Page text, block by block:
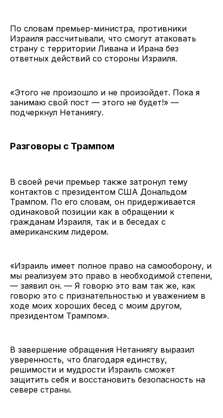
По словам премьер-министра, противники
Израиля рассчитывали, что смогут атаковать
страну с территории Ливана и Ирана без
ответных действий со стороны Израиля.
«Этого не произошло и не произойдет. Пока я
занимаю свой пост — этого не будет!» —
подчеркнул Нетаниягу.
Разговоры с Трампом
В своей речи премьер также затронул тему
контактов с президентом США Дональдом
Трампом. По его словам, он придерживается
одинаковой позиции как в обращении к
гражданам Израиля, так и в беседах с
американским лидером.
«Израиль имеет полное право на самооборону, и
мы реализуем это право в необходимой степени,
— заявил он. — Я говорю это вам так же, как
говорю это с признательностью и уважением в
ходе моих хороших бесед с моим другом,
президентом Трампом».
В завершение обращения Нетаниягу выразил
уверенность, что благодаря единству,
решимости и мудрости Израиль сможет
защитить себя и восстановить безопасность на
севере страны.